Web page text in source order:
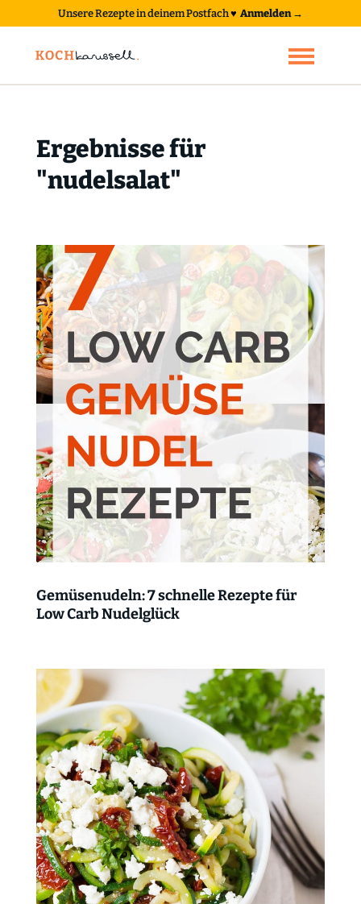
Unsere Rezepte in deinem Postfach♥ Anmelden →
Ergebnisse für
"nudelsalat"
Gemüsenudeln: 7 schnelle Rezepte für
Low Carb Nudelglück